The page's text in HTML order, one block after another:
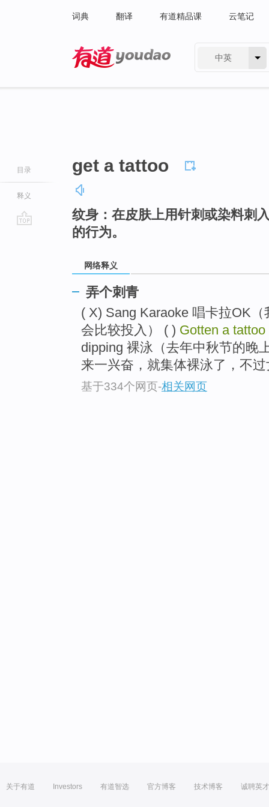
词典 翻译 有道精品课 云笔记
中英
目录
释义
get a tattoo
纹身：在皮肤上用针刺或染料刺
的行为。
网络释义
弄个刺青
( X) Sang Karaoke 唱卡拉OK
会比较投入） ( ) Gotten a tattoo
dipping 裸泳（去年中秋节的晚
来一兴奋，就集体裸泳了，不
基于334个网页-相关网页
关于有道 Investors 有道智选 官方博客 技术博客 诚聘英才